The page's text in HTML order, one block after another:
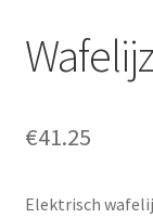
€41.25
Elektrisch